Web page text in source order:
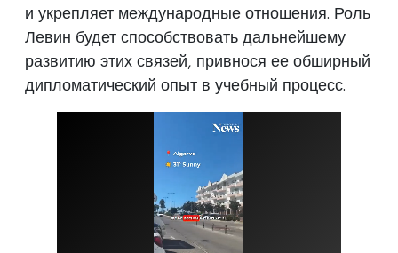
и укрепляет международные отношения. Роль
Левин будет способствовать дальнейшему
развитию этих связей, привнося ее обширный
дипломатический опыт в учебный процесс.